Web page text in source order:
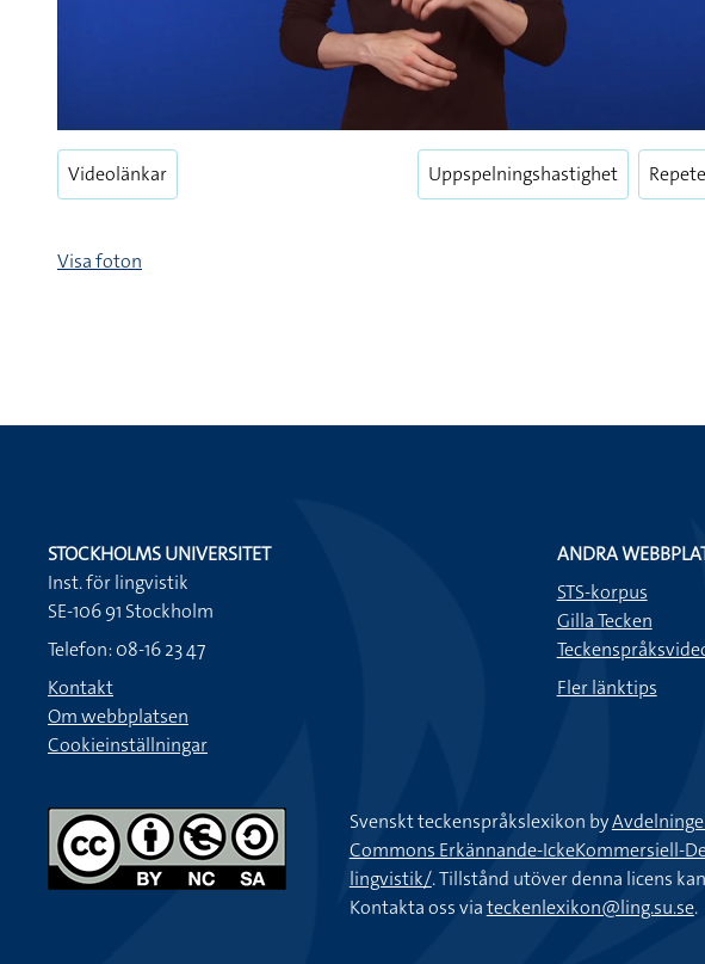
Videolänkar Uppspelningshastighet
Visa foton
STOCKHOLMS UNIVERSITET
Inst. för lingvistik
SE-106 91 Stockholm
Telefon: 08-16 23 47
Kontakt
Om webbplatsen
Cookieinställningar
ANDRA
STS-korpus
Gilla Tecken
Fler länktips
Svenskt teckenspråkslexikon by
Commons Erkännande-IckeKommersiell-
lingvistik/. Tillstånd utöver denna licens
Kontakta oss viateckenlexikon@ling.su.se.